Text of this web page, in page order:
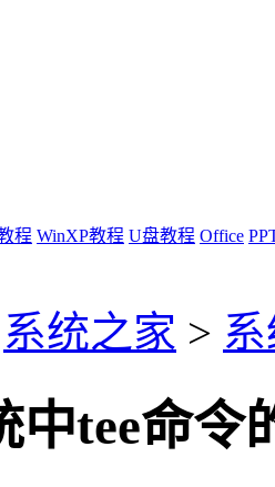
程 WinXP教程 U盘教程 Office
系统之家 >
tee命令